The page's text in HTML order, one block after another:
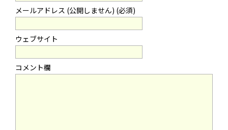
メールアドレス (公開しません) (必須)
ウェブサイト